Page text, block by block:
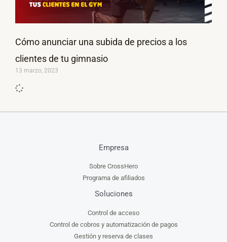
Cómo anunciar una subida de precios a los
clientes de tu gimnasio
13 marzo, 2023
Empresa
Sobre CrossHero
Programa de afiliados
Soluciones
Control de acceso
Control de cobros y automatización de pagos
Gestión y reserva de clases